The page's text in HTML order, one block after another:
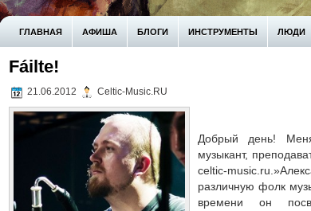
ГЛАВНАЯ АФИША БЛОГИ ИНСТРУМЕНТЫ ЛЮДИ
! БЕЗ РУБРИКИ
Fáilte!
21.06.2012 Celtic-Music.RU
Добрый день!
музыкант,
celtic-
различную фолк
времени он